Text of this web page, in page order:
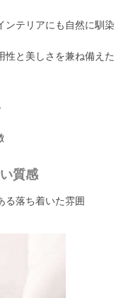
ンテリアにも自然に馴染
性と美しさを兼ね備えた
質感
る落ち着いた雰囲